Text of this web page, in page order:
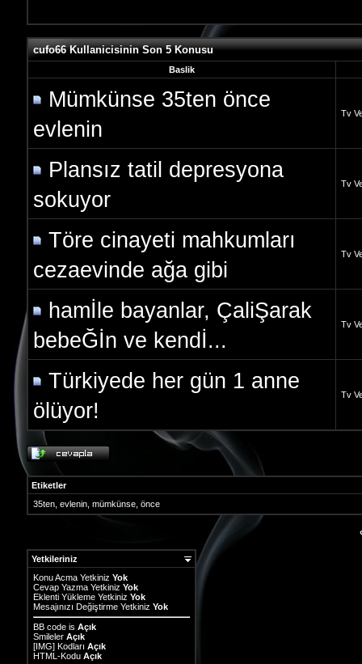
cufo66 Kullanicisinin Son 5 Konusu
Baslik
Mümkünse 35ten önce
evlenin
Tv
Plansız tatil depresyona
sokuyor
Tv
Töre cinayeti mahkumları
cezaevinde ağa gibi
Tv
hamİle bayanlar, ÇaliŞarak
bebeĞİn ve kendİ...
Tv
Türkiyede her gün 1 anne
ölüyor!
Tv
Etiketler
35ten evlenin mümkünse önce
Yetkileriniz
Konu Acma Yetkiniz Yok
Cevap Yazma Yetkiniz Yok
Eklenti Yükleme Yetkiniz Yok
Mesajınızı Değiştirme Yetkiniz Yok
BB code is Açık
Smileler Açık
[IMG] Kodları Açık
HTML-Kodu Açık